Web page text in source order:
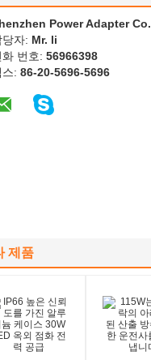
Power Adapter
당자: Mr. li
화 번호: 56966398
스: 86-20-5696-5696
제품